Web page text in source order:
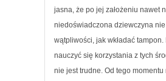
jasna, że po jej założeniu nawet
niedoświadczona dziewczyna nie
wątpliwości, jak wkładać
nauczyć się korzystania z tych
nie jest trudne. Od tego momentu